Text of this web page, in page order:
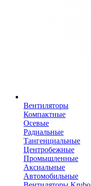
Вентиляторы
Компактные
Осевые
Радиальные
Тангенциальные
Центробежные
Промышленные
Аксиальные
Автомобильные